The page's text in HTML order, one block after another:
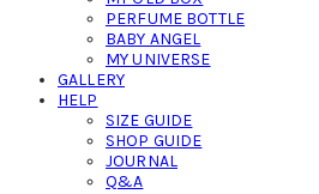
PERFUME BOTTLE
BABY ANGEL
MY UNIVERSE
GALLERY
HELP
SIZE GUIDE
SHOP GUIDE
JOURNAL
Q&A